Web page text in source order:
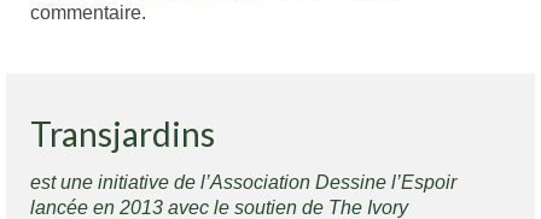
commentaire.
Transjardins
est une initiative de l’Association Dessine l’Espoir
lancée en 2013 avec le soutien de The Ivory